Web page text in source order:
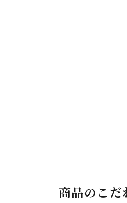
商品のこだ